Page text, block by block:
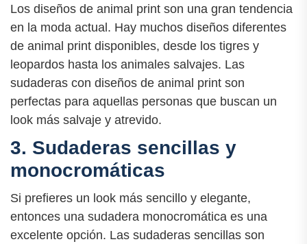
Los diseños de animal print son una gran tendencia
en la moda actual. Hay muchos diseños diferentes
de animal print disponibles, desde los tigres y
leopardos hasta los animales salvajes. Las
sudaderas con diseños de animal print son
perfectas para aquellas personas que buscan un
look más salvaje y atrevido.
3. Sudaderas sencillas y
monocromáticas
Si prefieres un look más sencillo y elegante,
entonces una sudadera monocromática es una
excelente opción. Las sudaderas sencillas son